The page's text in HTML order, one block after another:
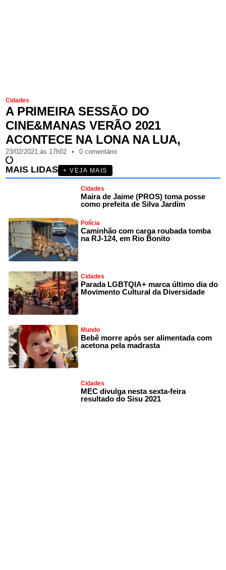
Cidades
A PRIMEIRA SESSÃO DO
CINE&MANAS VERÃO 2021
ACONTECE NA LONA NA LUA,
23/02/2021,às 17h02 • 0 comentário
MAIS LIDAS + VEJA MAIS
Cidades
Maira de Jaime (PROS) toma posse
como prefeita de Silva Jardim
Polícia
Caminhão com carga roubada tomba
na RJ-124, em Rio Bonito
Cidades
Parada LGBTQIA+ marca último dia do
Movimento Cultural da Diversidade
Mundo
Bebê morre após ser alimentada com
acetona pela madrasta
Cidades
MEC divulga nesta sexta-feira
resultado do Sisu 2021